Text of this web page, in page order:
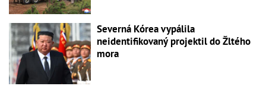
Severná Kórea vypálila
neidentifikovaný projektil do Žltého
mora